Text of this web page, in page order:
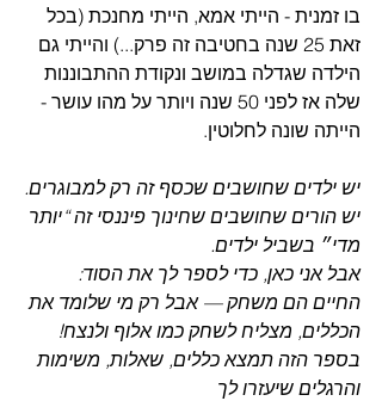
בו זמנית - הייתי אמא, הייתי מחנכת (בכל
זאת 25 שנה בחטיבה זה פרק...) והייתי גם
הילדה שגדלה במושב ונקודת ההתבוננות
שלה אז לפני 50 שנה ויותר על מהו עושר -
הייתה שונה לחלוטין.
יש ילדים שחושבים שכסף זה רק למבוגרים.
יש הורים שחושבים שחינוך פיננסי זה “יותר
מדי״ בשביל ילדים.
אבל אני כאן, כדי לספר לך את הסוד:
החיים הם משחק — אבל רק מי שלומד את
הכללים, מצליח לשחק כמו אלוף ולנצח!
בספר הזה תמצא כללים, שאלות, משימות
והרגלים שיעזרו לך